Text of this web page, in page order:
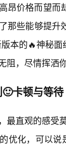
昂价格而望而
那些能够提
本的🔥神秘
阻，尽情挥洒
卡顿与等待
最直观的感受
优化，可以